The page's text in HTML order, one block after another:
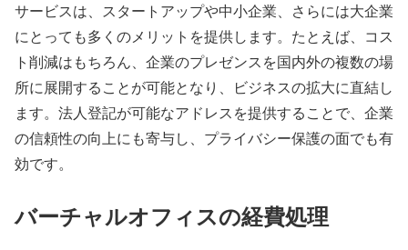
サービスは、スタートアップや中小企業、さらには大企業
にとっても多くのメリットを提供します。たとえば、コス
ト削減はもちろん、企業のプレゼンスを国内外の複数の場
所に展開することが可能となり、ビジネスの拡大に直結し
ます。法人登記が可能なアドレスを提供することで、企業
の信頼性の向上にも寄与し、プライバシー保護の面でも有
効です。
バーチャルオフィスの経費処理